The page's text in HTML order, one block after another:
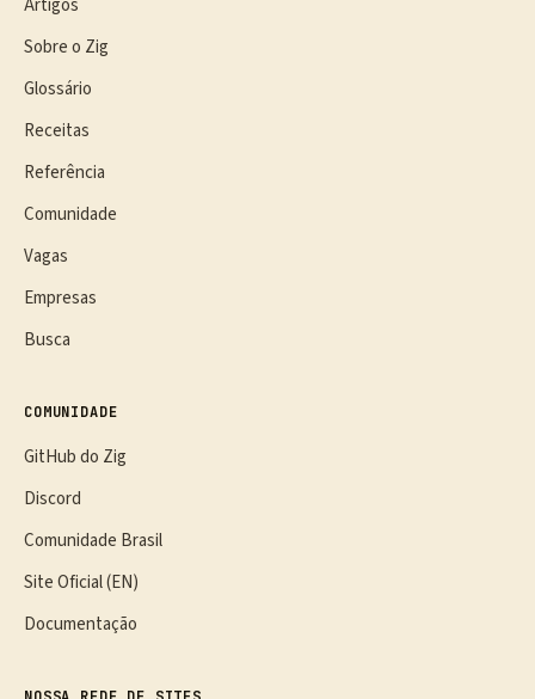
Artigos
Sobre o Zig
Glossário
Receitas
Referência
Comunidade
Vagas
Empresas
Busca
COMUNIDADE
GitHub do Zig
Discord
Comunidade Brasil
Site Oficial (EN)
Documentação